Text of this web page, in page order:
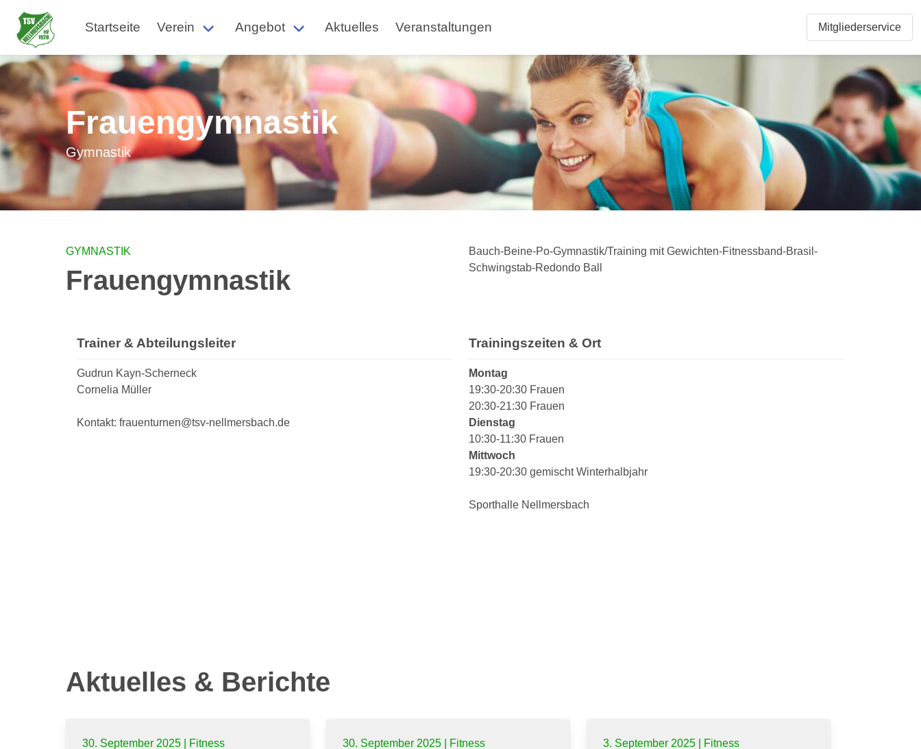
Startseite Verein Angebot Aktuelles Veranstaltungen Mitgliederservice
Frauengymnastik
Gymnastik
GYMNASTIK
Frauengymnastik
Bauch-Beine-Po-Gymnastik/Training mit Gewichten-Fitnessband-Brasil-
Schwingstab-Redondo Ball
Trainer & Abteilungsleiter
Gudrun Kayn-Scherneck
Cornelia Müller
Kontakt: frauenturnen@tsv-nellmersbach.de
Trainingszeiten & Ort
Montag
19:30-20:30 Frauen
20:30-21:30 Frauen
Dienstag
10:30-11:30 Frauen
Mittwoch
19:30-20:30 gemischt Winterhalbjahr
Sporthalle Nellmersbach
Aktuelles & Berichte
30. September 2025 | Fitness 30. September 2025 | Fitness 3. September 2025 | Fitness